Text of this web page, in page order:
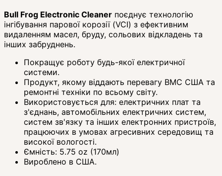
Bull Frog Electronic Cleaner поєднує технологію
інгібування парової корозії (VCI) з ефективним
видаленням масел, бруду, сольових відкладень та
інших забруднень.
Покращує роботу будь-якої електричної
системи.
Продукт, якому віддають перевагу ВМС США та
ремонтні техніки по всьому світу.
Використовується для: електричних плат та
з'єднань, автомобільних електричних систем,
систем зв'язку та інших електронних пристроїв,
працюючих в умовах агресивних середовищ та
високої вологості.
Ємність: 5.75 oz (170мл)
Вироблено в США.